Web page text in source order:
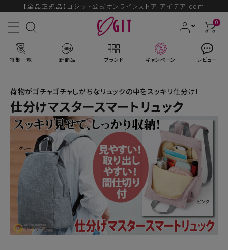
【全品正規品】コジット公式オンラインストア アイデア.com
0
特集一覧 新商品 ブランド キャンペーン レビュー
ACCOUNT MENU
ようこそ ゲスト 様
ログイン 会員登録
ブランドから探す
荷物がゴチャゴチャしがちなリュックの中をスッキリ仕分け!
仕分けマスタースマートリュック